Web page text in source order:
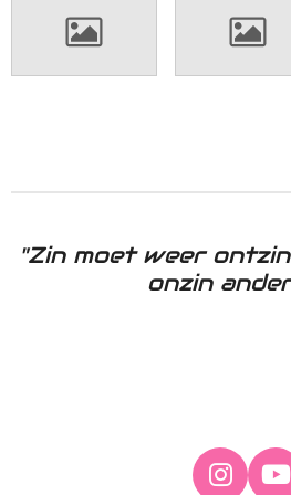
"Zin moet weer
onzin
I Y